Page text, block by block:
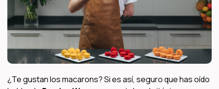
¿Te gustan los macarons? Si es así, seguro que has oído